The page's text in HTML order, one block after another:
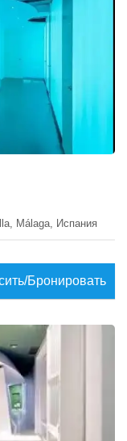
Málaga, Испания
Бронировать